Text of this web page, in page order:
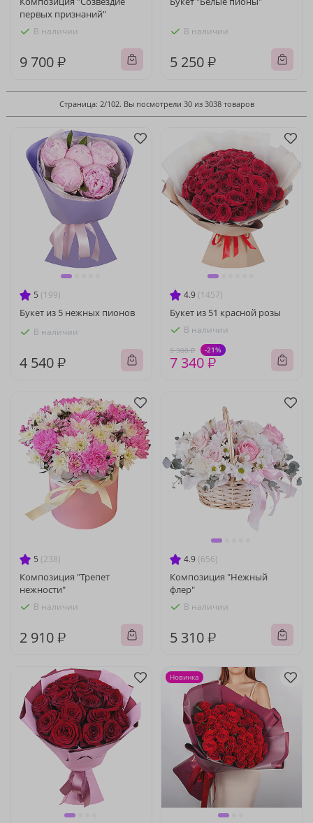
первых признаний"
В наличии
9 700 ₽
В наличии
5 250 ₽
Страница: 2/102. Вы посмотрели 30 из 3038 товаров
5 (199)
Букет из 5 нежных пионов
В наличии
4 540 ₽
4.9 (1457)
Букет из 51 красной розы
В наличии
9 300 ₽ -21%
7 340 ₽
5 (238)
Композиция "Трепет
нежности"
В наличии
2 910 ₽
4.9 (656)
Композиция "Нежный
флер"
В наличии
5 310 ₽
Новинка